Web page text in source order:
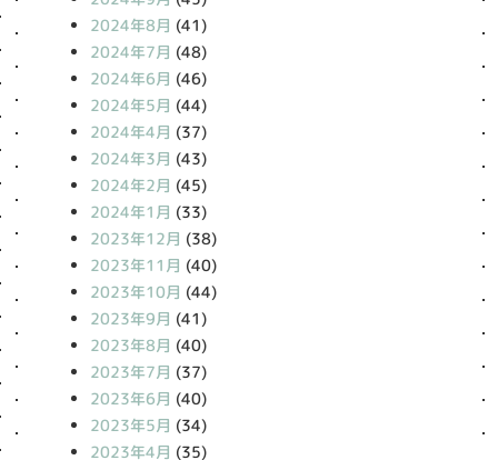
2024年8月 (41)
2024年7月 (48)
2024年6月 (46)
2024年5月 (44)
2024年4月 (37)
2024年3月 (43)
2024年2月 (45)
2024年1月 (33)
2023年12月 (38)
2023年11月 (40)
2023年10月 (44)
2023年9月 (41)
2023年8月 (40)
2023年7月 (37)
2023年6月 (40)
2023年5月 (34)
2023年4月 (35)